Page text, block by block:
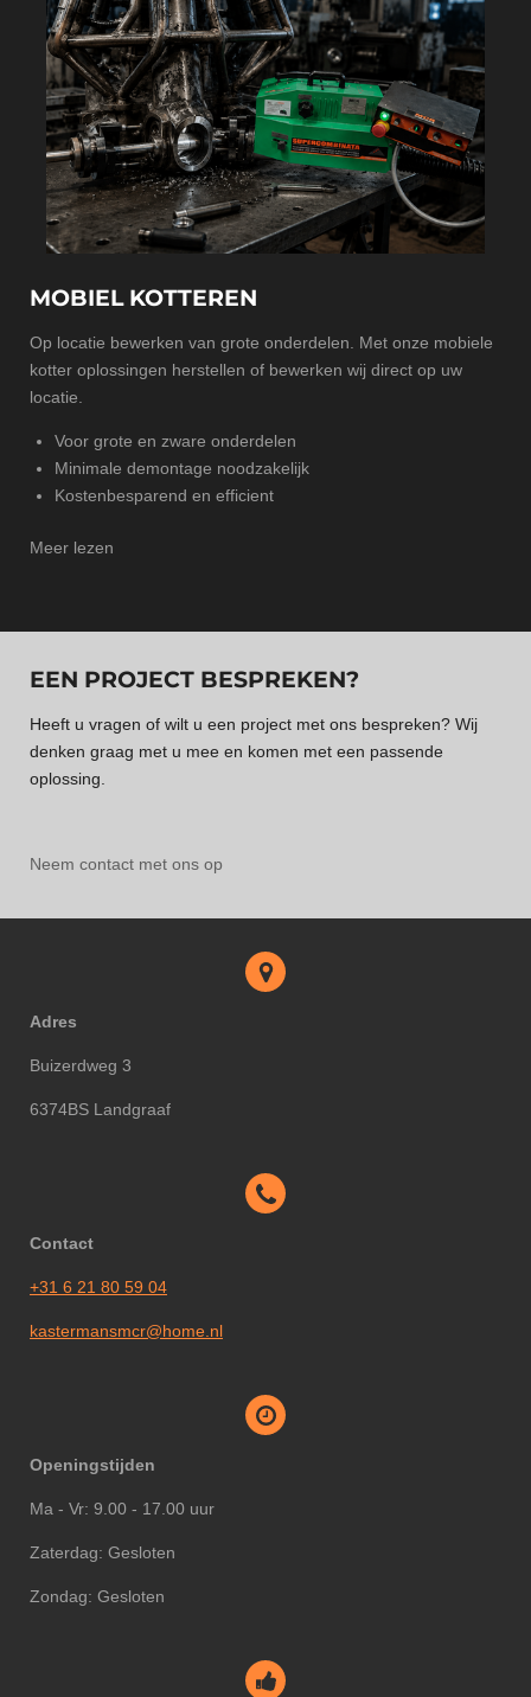
MOBIEL KOTTEREN
Op locatie bewerken van grote onderdelen. Met onze mobiele
kotter oplossingen herstellen of bewerken wij direct op uw
locatie.
Voor grote en zware onderdelen
Minimale demontage noodzakelijk
Kostenbesparend en efficient
Meer lezen
EEN PROJECT BESPREKEN?
Heeft u vragen of wilt u een project met ons bespreken? Wij
denken graag met u mee en komen met een passende
oplossing.
Neem contact met ons op
Adres
Buizerdweg 3
6374BS Landgraaf
Contact
+31 6 21 80 59 04
kastermansmcr@home.nl
Openingstijden
Ma - Vr: 9.00 - 17.00 uur
Zaterdag: Gesloten
Zondag: Gesloten